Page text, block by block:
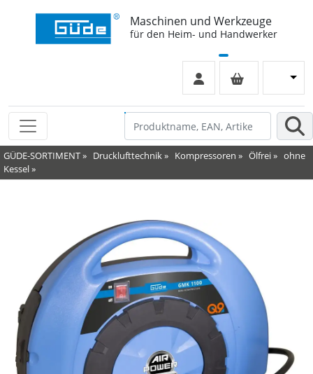
Maschinen und Werkzeuge
für den Heim- und Handwerker
GÜDE-SORTIMENT» Drucklufttechnik» Kompressoren » Ölfrei» ohne
Kessel»